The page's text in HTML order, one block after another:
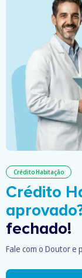
Crédito Habitação
Crédito
fechado!
Fale com o Doutor e